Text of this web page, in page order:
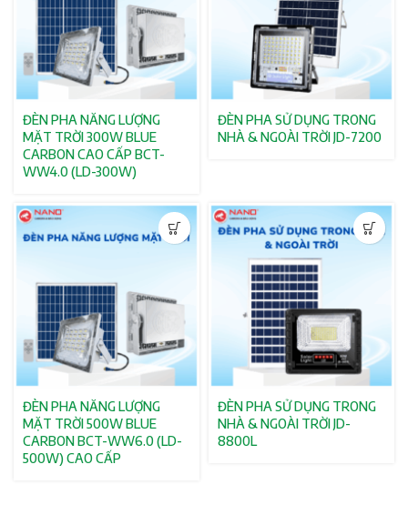
ĐÈN PHA NĂNG LƯỢNG
MẶT TRỜI 300W BLUE
CARBON CAO CẤP BCT-
WW4.0 (LD-300W)
ĐÈN PHA SỬ DỤNG TRONG
NHÀ & NGOÀI TRỜI JD-7200
ĐÈN PHA NĂNG LƯỢNG
MẶT TRỜI 500W BLUE
CARBON BCT-WW6.0 (LD-
500W) CAO CẤP
ĐÈN PHA SỬ DỤNG TRONG
NHÀ & NGOÀI TRỜI JD-
8800L